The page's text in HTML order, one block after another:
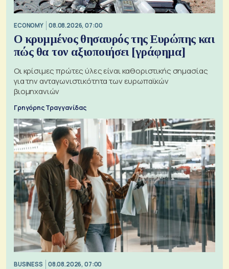
ECONOMY 08.08.2026, 07:00
Ο κρυμμένος θησαυρός της Ευρώπης και
πώς θα τον αξιοποιήσει [γράφημα]
Οι κρίσιμες πρώτες ύλες είναι καθοριστικής σημασίας
για την ανταγωνιστικότητα των ευρωπαϊκών
βιομηχανιών
Γρηγόρης Τραγγανίδας
BUSINESS 08.08.2026, 07:00